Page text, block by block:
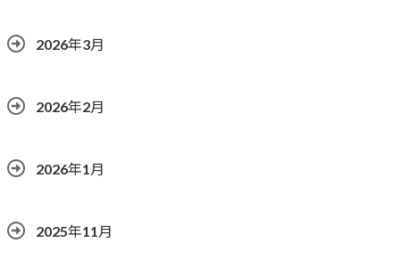
2026年3月
2026年2月
2026年1月
2025年11月